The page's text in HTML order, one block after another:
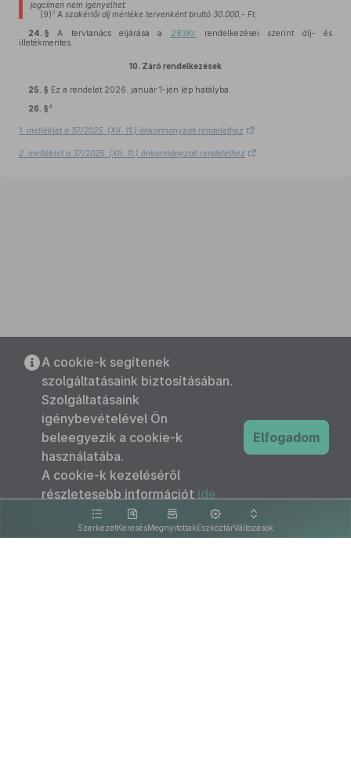
jogcímen nem igényelhet.
(9) 3 A szakértői díj mértéke tervenként bruttó 30.000,- Ft.
24. § A tervtanács eljárása a 283Kr.
rendelkezései szerint díj- és
illetékmentes.
10. Záró rendelkezések
25. § Ez a rendelet 2026. január 1-jén lép hatályba.
26. §4
1. melléklet a 37/2025. (XII. 11.) önkormányzati rendelethez
2. melléklet a 37/2025. (XII. 11.) önkormányzati rendelethez
SzerkezetKeresésMegnyitottakEszköztárVáltozások
A cookie-k segítenek
szolgáltatásaink biztosításában.
Szolgáltatásaink
igénybevételével Ön
beleegyezik a cookie-k
használatába.
A cookie-k kezeléséről
részletesebb információt ide
kattintva olvashat.
Elfogadom